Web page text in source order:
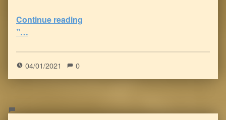
Continue reading
”…
04/01/2021 0